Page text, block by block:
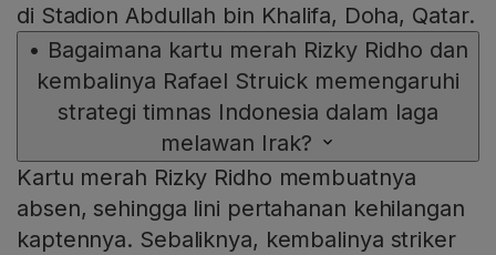
di Stadion Abdullah bin Khalifa, Doha, Qatar.
• Bagaimana kartu merah Rizky Ridho dan
kembalinya Rafael Struick memengaruhi
strategi timnas Indonesia dalam laga
melawan Irak?
Kartu merah Rizky Ridho membuatnya
absen, sehingga lini pertahanan kehilangan
kaptennya. Sebaliknya, kembalinya striker